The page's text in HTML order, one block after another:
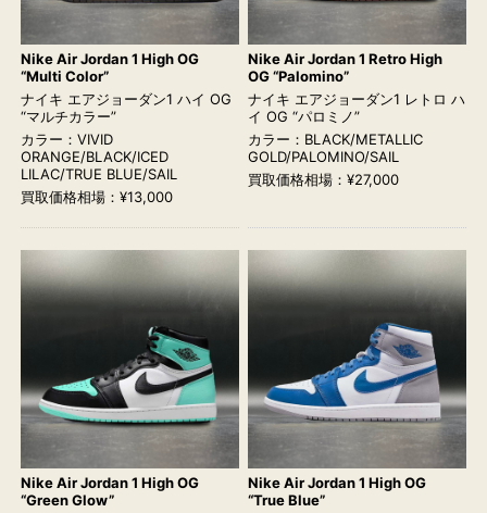
Nike Air Jordan 1 High OG
“Multi Color”
ナイキ エアジョーダン1 ハイ OG
“マルチカラー”
カラー：VIVID
ORANGE/BLACK/ICED
LILAC/TRUE BLUE/SAIL
買取価格相場：¥13,000
Nike Air Jordan 1 Retro High
OG “Palomino”
ナイキ エアジョーダン1 レトロ ハ
イ OG “パロミノ”
カラー：BLACK/METALLIC
GOLD/PALOMINO/SAIL
買取価格相場：¥27,000
Nike Air Jordan 1 High OG
“Green Glow”
Nike Air Jordan 1 High OG
“True Blue”